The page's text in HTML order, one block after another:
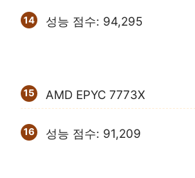
성능 점수: 94,295
AMD EPYC 7773X
성능 점수: 91,209